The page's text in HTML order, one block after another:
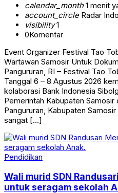
calendar_month1 menit
account_circleRadar
visibility1
0Komentar
Event Organizer Festival Tao
Wartawan Samosir Untuk
Pangururan, RI – Festival Tao
Tanggal 6 – 8 Agustus 2026
kolaborasi Bank Indonesia
Pemerintah Kabupaten
Pangururan, Kabupaten
sangat […]
Pendidikan
Wali murid SDN
untuk seragam sekolah